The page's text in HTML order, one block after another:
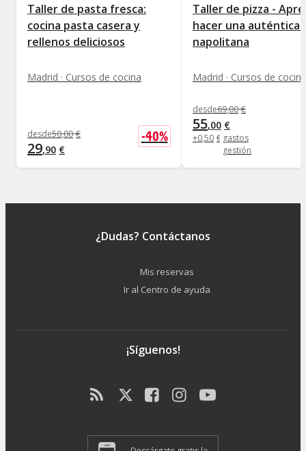
Taller de pasta fresca:
cocina pasta casera y
rellenos deliciosos
Madrid · Cursos de cocina
desde50,00 €
29,90 €
-40%
Taller de pizza - Aprende
hacer una auténtica
napolitana
Madrid · Cursos de cocina
desde69,00 €
55,00 €
+0,50 € gastos
gestión
¿Dudas? Contáctanos
Mis reservas
Ir al Centro de ayuda
¡Síguenos!